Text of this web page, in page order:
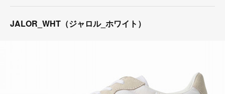
JALOR_WHT（ジャロル_ホワイト）